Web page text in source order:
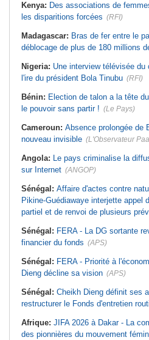
Kenya: Des associations de
les disparitions forcées (RFI)
Madagascar: Bras de fer entre le
déblocage de plus de 180 millions
Nigeria: Une interview télévisée du
l'ire du président Bola Tinubu (RFI)
Bénin: Election de talon a la tête
le pouvoir sans partir ! (Le Pays)
Cameroun: Absence prolongée de
nouveau invisible (L'Observateur
Angola: Le pays criminalise la
sur Internet (ANGOP)
Sénégal: Affaire d'actes contre
Pikine-Guédiawaye interjette appel
partiel et de renvoi de plusieurs
Sénégal: FERA - La DG sortante
financier du fonds (APS)
Sénégal: FERA - Priorité à
Dieng décline sa vision (APS)
Sénégal: Cheikh Dieng définit ses
restructurer le Fonds d'entretien
Afrique: JIFA 2026 à Dakar - La
des pionnières du mouvement